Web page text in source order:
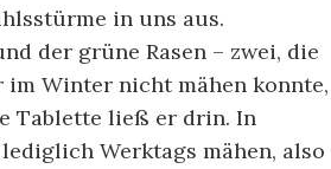
in uns aus.
der grüne Rasen – zwei, die
im Winter nicht mähen konnte,
Tablette ließ er drin. In
Werktags mähen, also